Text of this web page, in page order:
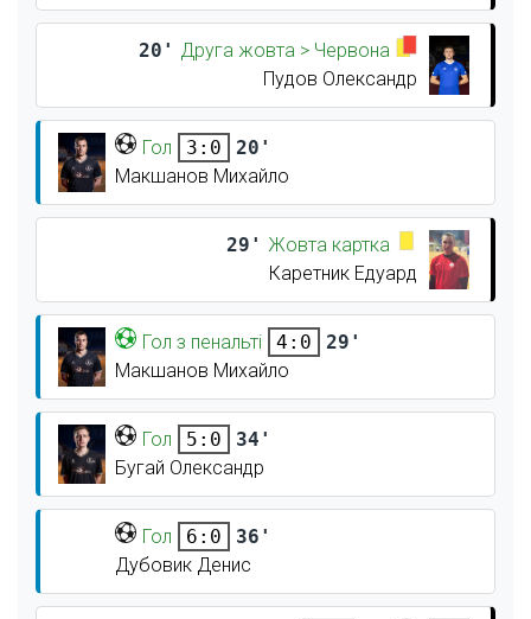
20' Друга жовта > Червона
Пудов Олександр
Гол 3:0
20'
Макшанов Михайло
29' Жовта картка
Каретник Едуард
Гол з пенальті 4:0
29'
Макшанов Михайло
Гол 5:0
34'
Бугай Олександр
Гол 6:0
36'
Дубовик Денис